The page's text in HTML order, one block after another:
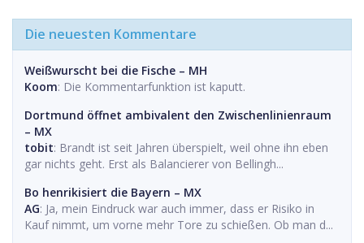
Die neuesten Kommentare
Weißwurscht bei die Fische – MH
Koom: Die Kommentarfunktion ist kaputt.
Dortmund öffnet ambivalent den Zwischenlinienraum
– MX
tobit: Brandt ist seit Jahren überspielt, weil ohne ihn eben
gar nichts geht. Erst als Balancierer von Bellingh...
Bo henrikisiert die Bayern – MX
AG: Ja, mein Eindruck war auch immer, dass er Risiko in
Kauf nimmt, um vorne mehr Tore zu schießen. Ob man d...